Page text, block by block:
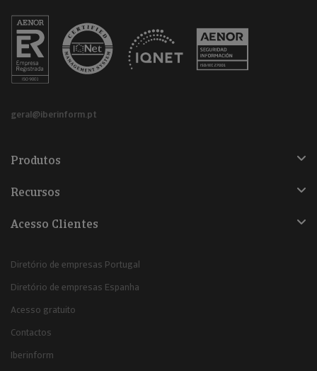
geral@iberinform.pt
Produtos
Recursos
Acesso Clientes
Diretório de empresas Portugal
Diretório de empresas Espanha
Acesso gratuito
Contactos
Iberinform